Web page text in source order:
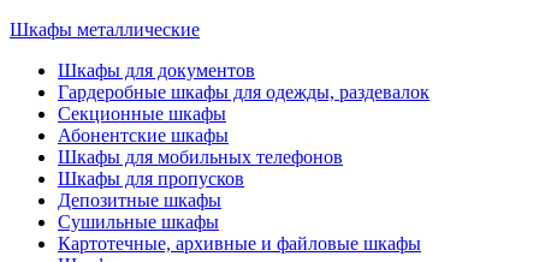
Шкафы металлические
Шкафы для документов
Гардеробные шкафы для одежды, раздевалок
Секционные шкафы
Абонентские шкафы
Шкафы для мобильных телефонов
Шкафы для пропусков
Депозитные шкафы
Сушильные шкафы
Картотечные, архивные и файловые шкафы